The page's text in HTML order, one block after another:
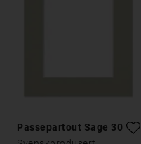
Passepartout Sage 30x40